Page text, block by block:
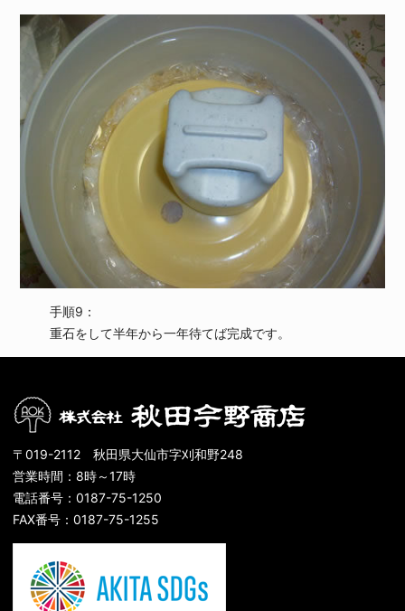
手順9：
重石をして半年から一年待てば完成です。
〒019-2112 秋田県大仙市字刈和野248
営業時間：8時～17時
電話番号：0187-75-1250
FAX番号：0187-75-1255